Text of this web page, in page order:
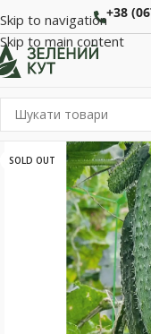
Skip to navigation
Skip to main content
+38
SOLD OUT